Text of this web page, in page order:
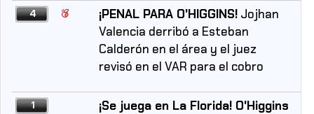
4 ¡PENAL PARA O'HIGGINS!Jojhan
Valencia derribó a Esteban
Calderón en el área y el juez
revisó en el VAR para el cobro
1
¡Se juega en La Florida! O'Higgins